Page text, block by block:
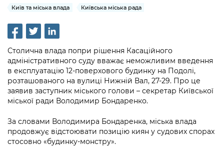
Рішення та розпорядження
Проєкти розпоряджень, що
перебувають на погодженні КМВА
Рішення Київради
Контактна інформація
Графік роботи та прийому громадян
Вакансії
Статистика
Освіта та навчальні заклади
Дороги, транспорт та парковки
Навколишнє середовище міста
Містобудування та земельні ділянки
Культура, спорт, дозвілля
Фінанси та бюджет
Громадська експертиза
Громадський бюджет
Консультації з громадськістю
Громадська рада
Петиції
Контактний центр
Інформація з обмеженим доступом
Проекти нормативно-правових та
інших актів
Нормативна база
Питання і відповіді про публічну
інформацію
Медіагалерея
Підписатися на новини та анонси від
from the KCSA
Порядок акредитації медіа /
Accreditation process
Submitting a media request
Зйомки в лікарнях в умовах воєнного
Київ та міська влада
Київська міська рада
Столична влада попри рішення Касаційного
адміністративного суду вважає неможливим введення
в експлуатацію 12-поверхового будинку на Подолі,
розташованого на вулиці Нижній Вал, 27-29. Про це
заявив заступник міського голови – секретар Київської
міської ради Володимир Бондаренко.
За словами Володимира Бондаренка, міська влада
продовжує відстоювати позицію киян у судових спорах
стосовно «будинку-монстру».